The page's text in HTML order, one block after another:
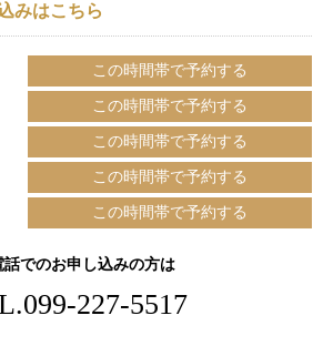
みはこちら
話でのお申し込みの方は
099-227-5517